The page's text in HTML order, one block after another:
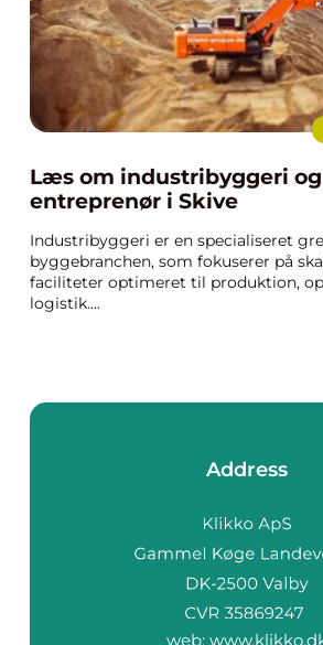
Læs om industribyggeri
entreprenør i Skive
Industribyggeri er en specialiseret
byggebranchen, som fokuserer på
faciliteter optimeret til produktion,
logistik....
Address
web: